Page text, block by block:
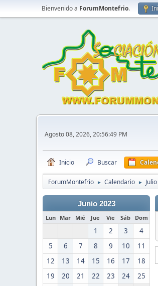
Bienvenido a ForumMontefrio.
Agosto 08, 2026, 20:56:49 PM
Inicio Buscar
ForumMontefrio ► Calendario ►
Junio 2023
Lun Mar Mié Jue Vie Sáb Dom
1 2 3
4
5
6 7 8 9 10
11
12
13 14 15 16 17
18
19
20 21 22 23 24
25